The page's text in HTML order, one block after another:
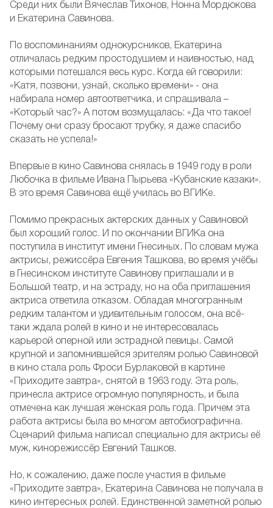
Среди них были Вячеслав Тихонов, Нонна Мордюкова
и Екатерина Савинова.
По воспоминаниям однокурсников, Екатерина
отличалась редким простодушием и наивностью, над
которыми потешался весь курс. Когда ей говорили:
«Катя, позвони, узнай, сколько времени» - она
набирала номер автоответчика, и спрашивала –
«Который час?» А потом возмущалась: «Да что такое!
Почему они сразу бросают трубку, я даже спасибо
сказать не успела!»
Впервые в кино Савинова снялась в 1949 году в роли
Любочка в фильме Ивана Пырьева «Кубанские казаки».
В это время Савинова ещё училась во ВГИКе.
Помимо прекрасных актерских данных у Савиновой
был хороший голос. И по окончании ВГИКа она
поступила в институт имени Гнесиных. По словам мужа
актрисы, режиссёра Евгения Ташкова, во время учёбы
в Гнесинском институте Савинову приглашали и в
Большой театр, и на эстраду, но на оба приглашения
актриса ответила отказом. Обладая многогранным
редким талантом и удивительным голосом, она всё-
таки ждала ролей в кино и не интересовалась
карьерой оперной или эстрадной певицы. Самой
крупной и запомнившейся зрителям ролью Савиновой
в кино стала роль Фроси Бурлаковой в картине
«Приходите завтра», снятой в 1963 году. Эта роль,
принесла актрисе огромную популярность, и была
отмечена как лучшая женская роль года. Причем эта
работа актрисы была во многом автобиографична.
Сценарий фильма написал специально для актрисы её
муж, кинорежиссёр Евгений Ташков.
Но, к сожалению, даже после участия в фильме
«Приходите завтра», Екатерина Савинова не получала в
кино интересных ролей. Единственной заметной ролью